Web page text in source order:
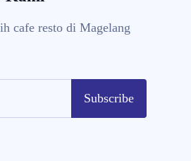
cafe resto di Magelang
Subscribe